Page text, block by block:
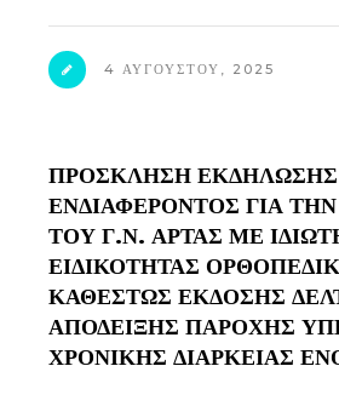
4 ΑΥΓΟΎΣΤΟΥ, 2025
ΠΡΟΣΚΛΗΣΗ ΕΚΔΗΛΩΣΗΣ
ΕΝΔΙΑΦΕΡΟΝΤΟΣ ΓΙΑ
ΤΟΥ Γ.Ν. ΑΡΤΑΣ ΜΕ
ΕΙΔΙΚΟΤΗΤΑΣ
ΚΑΘΕΣΤΩΣ ΕΚΔΟΣΗΣ
ΑΠΟΔΕΙΞΗΣ ΠΑΡΟΧΗΣ
ΧΡΟΝΙΚΗΣ ΔΙΑΡΚΕΙΑΣ